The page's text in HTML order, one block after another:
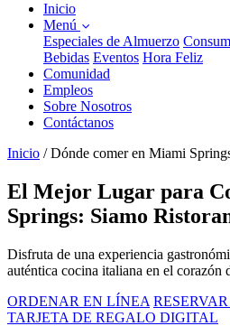
Inicio
Menú
Especiales de Almuerzo
Bebidas Eventos Hora Feliz
Comunidad
Empleos
Sobre Nosotros
Contáctanos
Inicio / Dónde comer en Miami
El Mejor Lugar para
Springs: Siamo
Disfruta de una experiencia
auténtica cocina italiana en el corazón
ORDENAR EN LÍNEA
TARJETA DE REGALO DIGITAL